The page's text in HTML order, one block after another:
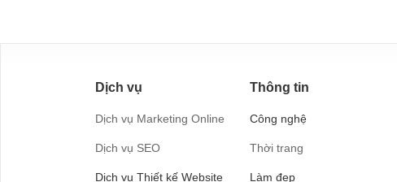
Dịch vụ
Dịch vụ Marketing Online
Dịch vụ SEO
Dịch vụ Thiết kế Website
Thông tin
Công nghệ
Thời trang
Làm đẹp